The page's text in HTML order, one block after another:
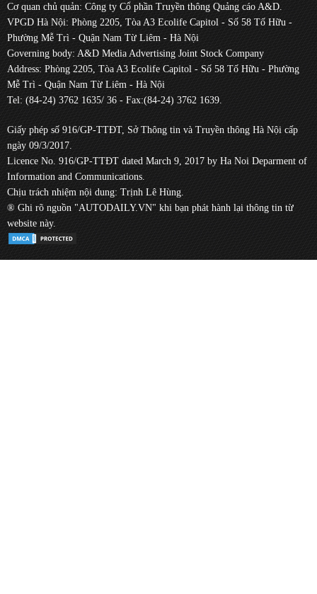
Cơ quan chủ quản: Công ty Cổ phần Truyền thông Quảng cáo A&D.
VPGD Hà Nội: Phòng 2205, Tòa A3 Ecolife Capitol - Số 58 Tố Hữu -
Phường Mễ Trì - Quận Nam Từ Liêm - Hà Nội
Governing body: A&D Media Advertising Joint Stock Company
Address: Phòng 2205, Tòa A3 Ecolife Capitol - Số 58 Tố Hữu - Phường
Mễ Trì - Quận Nam Từ Liêm - Hà Nội
Tel: (84-24) 3762 1635/ 36 - Fax:(84-24) 3762 1639.
Giấy phép số 916/GP-TTĐT, Sở Thông tin và Truyền thông Hà Nội cấp
ngày 09/3/2017.
Licence No. 916/GP-TTĐT dated March 9, 2017 by Ha Noi Deparment of
Information and Communications.
Chịu trách nhiệm nội dung: Trịnh Lê Hùng.
® Ghi rõ nguồn "AUTODAILY.VN" khi bạn phát hành lại thông tin từ
website này.